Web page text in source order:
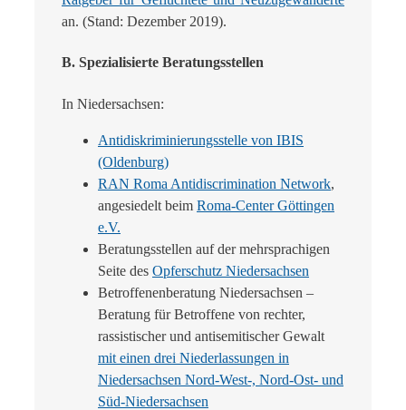
an. (Stand: Dezember 2019).
B. Spezialisierte Beratungsstellen
In Niedersachsen:
Antidiskriminierungsstelle von IBIS
(Oldenburg)
RAN Roma Antidiscrimination Network,
angesiedelt beim Roma-Center Göttingen
e.V.
Beratungsstellen auf der mehrsprachigen
Seite des Opferschutz Niedersachsen
Betroffenenberatung Niedersachsen –
Beratung für Betroffene von rechter,
rassistischer und antisemitischer Gewalt
mit einen drei Niederlassungen in
Niedersachsen Nord-West-, Nord-Ost- und
Süd-Niedersachsen